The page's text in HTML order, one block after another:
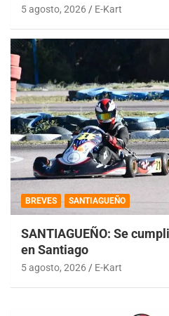
5 agosto, 2026 E-Kart
BREVES SANTIAGUEÑO
SANTIAGUEÑO: Se
en Santiago
5 agosto, 2026 E-Kart